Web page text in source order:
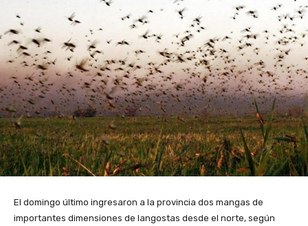
El domingo último ingresaron a la provincia dos mangas de
importantes dimensiones de langostas desde el norte, según